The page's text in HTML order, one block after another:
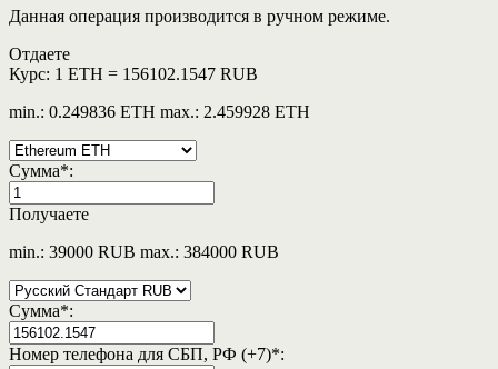
Данная операция производится в ручном режиме.
Отдаете
Курс: 1 ETH = 156102.1547 RUB
min.: 0.249836 ETH max.: 2.459928 ETH
Сумма*:
Получаете
min.: 39000 RUB max.: 384000 RUB
Сумма*:
Номер телефона для СБП, РФ (+7)*: